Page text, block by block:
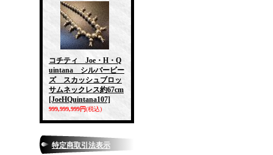
コチティ Joe・H・Q
uintana シルバービー
ズ スカッシュブロッ
サムネックレス約67cm
[JoeHQuintana107]
999,999,999円(税込)
特定商取引法表示